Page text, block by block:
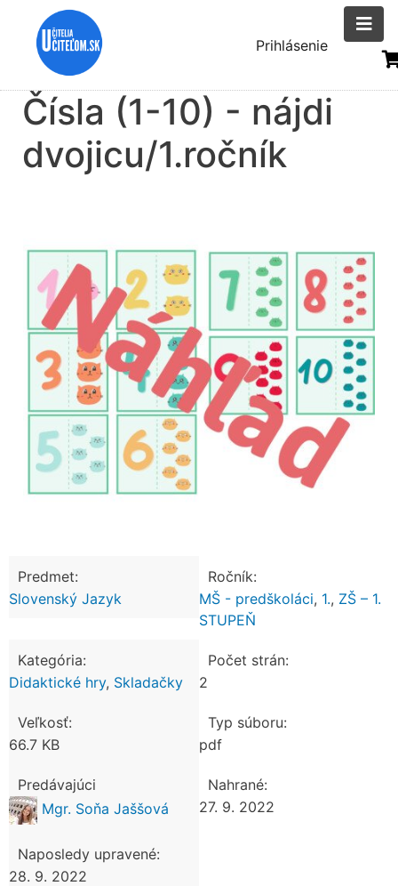
Menu
účtu
Prihlásenie
Čísla (1-10) - nájdi
dvojicu/1.ročník
Predmet:
Slovenský Jazyk
Ročník:
MŠ - predškoláci, 1., ZŠ – 1.
STUPEŇ
Kategória:
Didaktické hry, Skladačky
Počet strán:
2
Veľkosť:
66.7 KB
Typ súboru:
pdf
Predávajúci
Mgr. Soňa Jaššová
Nahrané:
27. 9. 2022
Naposledy upravené:
28. 9. 2022